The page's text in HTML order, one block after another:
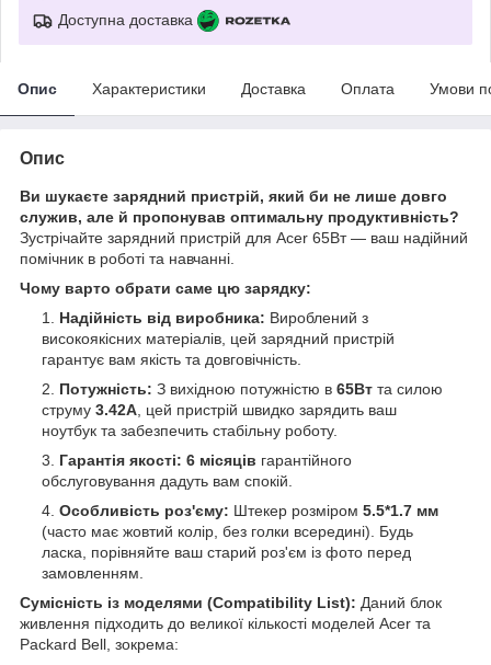
Доступна доставка
Опис Характеристики Доставка Оплата Умови
Опис
Ви шукаєте зарядний пристрій, який би не лише довго
служив, але й пропонував оптимальну продуктивність?
Зустрічайте зарядний пристрій для Acer 65Вт — ваш надійний
помічник в роботі та навчанні.
Чому варто обрати саме цю зарядку:
Надійність від виробника: Вироблений з
високоякісних матеріалів, цей зарядний пристрій
гарантує вам якість та довговічність.
Потужність: З вихідною потужністю в 65Вт та силою
струму 3.42А , цей пристрій швидко зарядить ваш
ноутбук та забезпечить стабільну роботу.
Гарантія якості: 6 місяців гарантійного
обслуговування дадуть вам спокій.
Особливість роз'єму: Штекер розміром 5.5*1.7 мм
(часто має жовтий колір, без голки всередині). Будь
ласка, порівняйте ваш старий роз'єм із фото перед
замовленням.
Сумісність із моделями (Compatibility List): Даний блок
живлення підходить до великої кількості моделей Acer та
Packard Bell, зокрема: